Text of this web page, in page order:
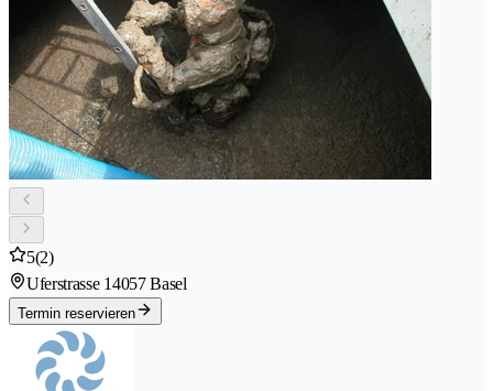
5(2)
Uferstrasse 14057 Basel
Termin reservieren